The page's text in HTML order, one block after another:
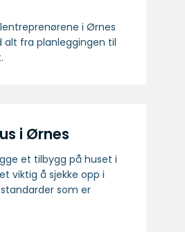
i Ørnes
alt fra planleggingen til
i Ørnes
et tilbygg på huset i
viktig å sjekke opp i
som er